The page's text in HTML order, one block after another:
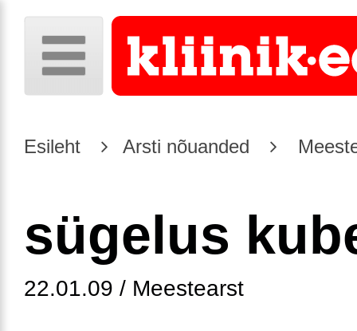
Esileht Arsti nõuanded
sügelus
22.01.09 / Meestearst